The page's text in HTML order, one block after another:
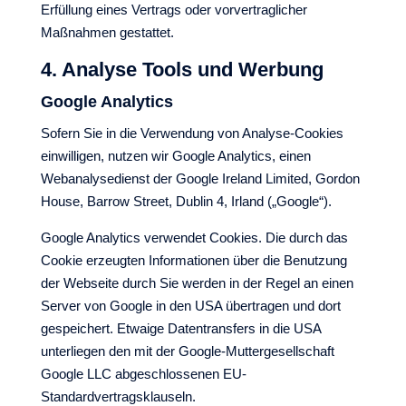
Erfüllung eines Vertrags oder vorvertraglicher
Maßnahmen gestattet.
4. Analyse Tools und Werbung
Google Analytics
Sofern Sie in die Verwendung von Analyse-Cookies
einwilligen, nutzen wir Google Analytics, einen
Webanalysedienst der Google Ireland Limited, Gordon
House, Barrow Street, Dublin 4, Irland („Google“).
Google Analytics verwendet Cookies. Die durch das
Cookie erzeugten Informationen über die Benutzung
der Webseite durch Sie werden in der Regel an einen
Server von Google in den USA übertragen und dort
gespeichert. Etwaige Datentransfers in die USA
unterliegen den mit der Google-Muttergesellschaft
Google LLC abgeschlossenen EU-
Standardvertragsklauseln.